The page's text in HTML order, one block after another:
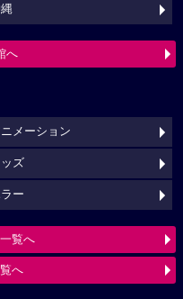
へ
メーション
ズ
ー
覧へ
へ